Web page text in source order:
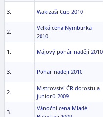
3. Wakizaši Cup 2010
2.
Velká cena Nymburka
2010
1. Májový pohár nadějí 2010
3. Pohár nadějí 2010
2.
Mistrovství ČR dorostu a
juniorů 2009
3.
Vánoční cena Mladé